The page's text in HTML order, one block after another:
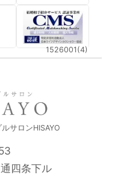
1526001(4)
サロンHISAYO
四条下ル